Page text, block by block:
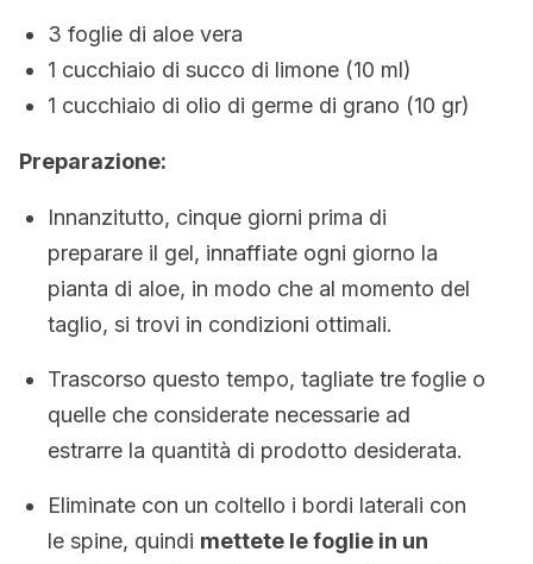
3 foglie di aloe vera
1 cucchiaio di succo di limone (10 ml)
1 cucchiaio di olio di germe di grano (10 gr)
Preparazione:
Innanzitutto, cinque giorni prima di
preparare il gel, innaffiate ogni giorno la
pianta di aloe, in modo che al momento del
taglio, si trovi in condizioni ottimali.
Trascorso questo tempo, tagliate tre foglie o
quelle che considerate necessarie ad
estrarre la quantità di prodotto desiderata.
Eliminate con un coltello i bordi laterali con
le spine, quindi mettete le foglie in un